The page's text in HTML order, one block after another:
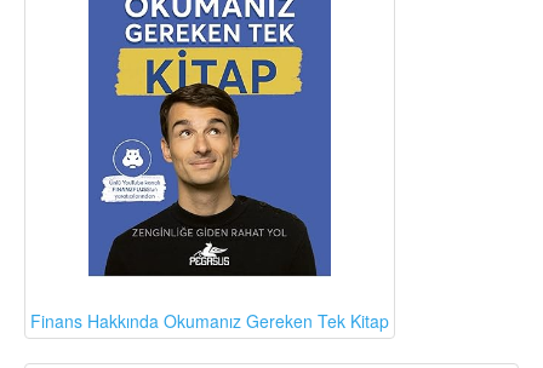
Finans Hakkında Okumanız Gereken Tek Kitap